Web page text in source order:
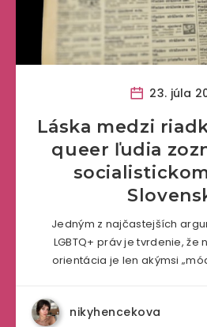
23. júla
Láska medzi
queer ľudia
Jedným z najčastejších
LGBTQ+ práv je tvrdenie,
orientácia je len akýmsi
nikyhencekova